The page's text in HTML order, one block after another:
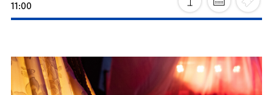
18.11.2026
19:00